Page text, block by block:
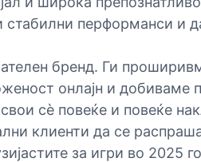
перформанси и
бренд. Ги
онлајн и
сè повеќе и повеќе
клиенти да се
за игри во 2025